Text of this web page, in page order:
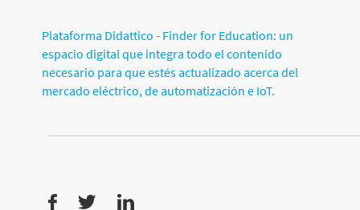
Plataforma Didattico - Finder for Education: un
espacio digital que integra todo el contenido
necesario para que estés actualizado acerca del
mercado eléctrico, de automatización e IoT.